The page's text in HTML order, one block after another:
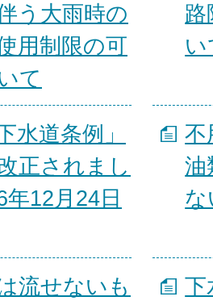
う大雨時の
用制限の可
て
路
い
水道条例」
正されまし
12月24日
不
油
な
流せないも
下